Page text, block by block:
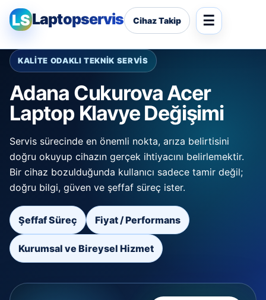
LSLaptopservis Cihaz Takip
KALİTE ODAKLI TEKNİK SERVİS
Adana Cukurova Acer
Laptop Klavye Değişimi
Servis sürecinde en önemli nokta, arıza belirtisini
doğru okuyup cihazın gerçek ihtiyacını belirlemektir.
Bir cihaz bozulduğunda kullanıcı sadece tamir değil;
doğru bilgi, güven ve şeffaf süreç ister.
Şeffaf Süreç Fiyat / Performans
Kurumsal ve Bireysel Hizmet